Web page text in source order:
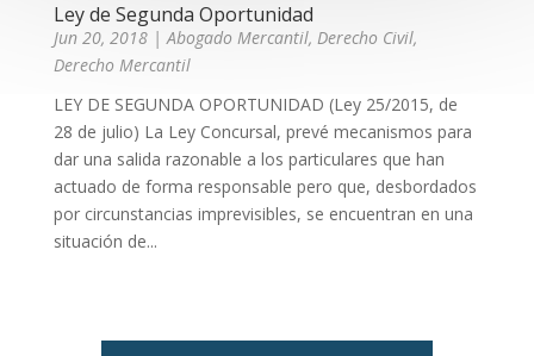
Ley de Segunda Oportunidad
Jun 20, 2018|Abogado Mercantil, Derecho Civil,
Derecho Mercantil
LEY DE SEGUNDA OPORTUNIDAD (Ley 25/2015, de
28 de julio) La Ley Concursal, prevé mecanismos para
dar una salida razonable a los particulares que han
actuado de forma responsable pero que, desbordados
por circunstancias imprevisibles, se encuentran en una
situación de...